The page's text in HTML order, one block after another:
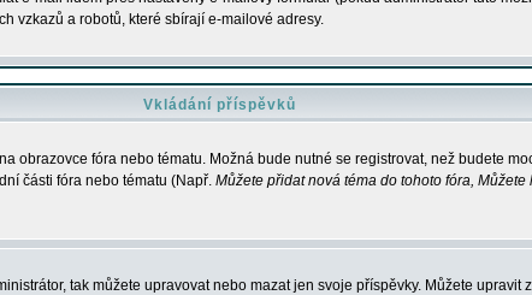
vzkazů a robotů, které sbírají e-mailové adresy.
Vkládání příspěvků
obrazovce fóra nebo tématu. Možná bude nutné se registrovat, než budete
části fóra nebo tématu (Např. Můžete přidat nová téma do tohoto fóra, Můžete
tak můžete upravovat nebo mazat jen svoje příspěvky. Můžete upravit